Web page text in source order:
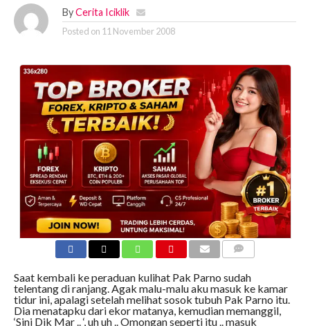
By Cerita Iciklik
Posted on 11 November 2008
Saat kembali ke peraduan kulihat Pak Parno sudah
telentang di ranjang. Agak malu-malu aku masuk ke kamar
tidur ini, apalagi setelah melihat sosok tubuh Pak Parno itu.
Dia menatapku dari ekor matanya, kemudian memanggil,
‘Sini Dik Mar .. ‘, uh uh .. Omongan seperti itu .. masuk